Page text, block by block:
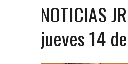
NOTICIAS
jueves 14